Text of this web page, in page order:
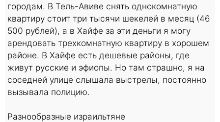
городам. В Тель-Авиве снять однокомнатную
квартиру стоит три тысячи шекелей в месяц (46
500 рублей), а в Хайфе за эти деньги я могу
арендовать трехкомнатную квартиру в хорошем
районе. В Хайфе есть дешевые районы, где
живут русские и эфиопы. Но там страшно, я на
соседней улице слышала выстрелы, постоянно
вызывала полицию.
Разнообразные израильтяне